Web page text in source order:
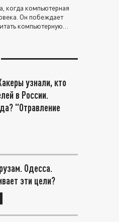
когда компьютерная
Он побеждает
компьютерную
узнали, кто
в России.
"Отравление
Одесса.
эти цели?